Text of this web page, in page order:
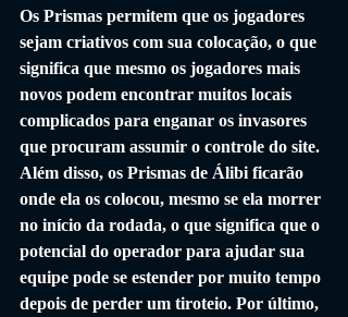
Os Prismas permitem que os jogadores
sejam criativos com sua colocação, o que
significa que mesmo os jogadores mais
novos podem encontrar muitos locais
complicados para enganar os invasores
que procuram assumir o controle do site.
Além disso, os Prismas de Álibi ficarão
onde ela os colocou, mesmo se ela morrer
no início da rodada, o que significa que o
potencial do operador para ajudar sua
equipe pode se estender por muito tempo
depois de perder um tiroteio. Por último,